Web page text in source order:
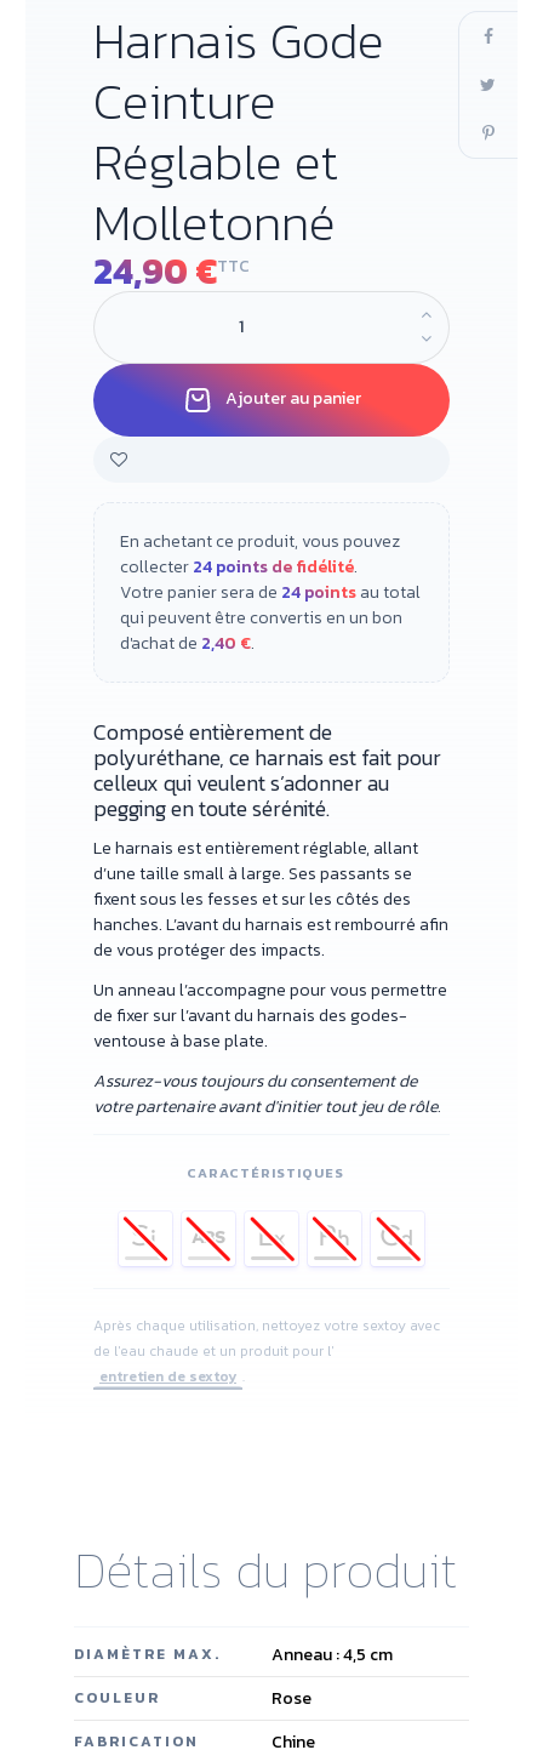
Harnais Gode
Ceinture
Réglable et
Molletonné
24,90 €TTC
Ajouter au panier
En achetant ce produit, vous pouvez
collecter24points de fidélité.
Votre panier sera de 24pointsau total
qui peuvent être convertis en un bon
d'achat de 2,40 €.
Composé entièrement de
polyuréthane, ce harnais est fait pour
celleux qui veulent s’adonner au
pegging en toute sérénité.
Le harnais est entièrement réglable, allant
d’une taille small à large. Ses passants se
fixent sous les fesses et sur les côtés des
hanches. L’avant du harnais est rembourré afin
de vous protéger des impacts.
Un anneau l’accompagne pour vous permettre
de fixer sur l’avant du harnais des godes-
ventouse à base plate.
Assurez-vous toujours du consentement de
votre partenaire avant d'initier tout jeu de rôle.
CARACTÉRISTIQUES
Après chaque utilisation, nettoyez votre sextoy avec
de l'eau chaude et un produit pour l'
entretien de sextoy .
Détails du produit
DIAMÈTRE MAX. Anneau : 4,5 cm
COULEUR Rose
FABRICATION Chine